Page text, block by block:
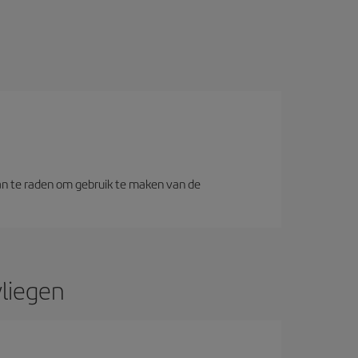
te raden om gebruik te maken van de